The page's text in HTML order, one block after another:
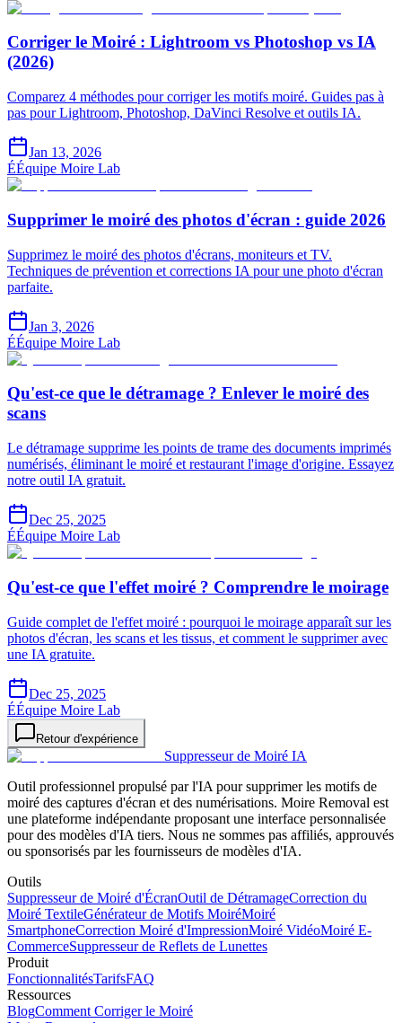
Corriger le Moiré : Lightroom vs Photoshop vs IA
(2026)
Comparez 4 méthodes pour corriger les motifs moiré. Guides pas à
pas pour Lightroom, Photoshop, DaVinci Resolve et outils IA.
Jan 13, 2026
ÉÉquipe Moire Lab
Supprimer le moiré des photos d'écran : guide 2026
Supprimez le moiré des photos d'écrans, moniteurs et TV.
Techniques de prévention et corrections IA pour une photo d'écran
parfaite.
Jan 3, 2026
ÉÉquipe Moire Lab
Qu'est-ce que le détramage ? Enlever le moiré des
scans
Le détramage supprime les points de trame des documents imprimés
numérisés, éliminant le moiré et restaurant l'image d'origine. Essayez
notre outil IA gratuit.
Dec 25, 2025
ÉÉquipe Moire Lab
Qu'est-ce que l'effet moiré ? Comprendre le moirage
Guide complet de l'effet moiré : pourquoi le moirage apparaît sur les
photos d'écran, les scans et les tissus, et comment le supprimer avec
une IA gratuite.
Dec 25, 2025
ÉÉquipe Moire Lab
Retour d'expérience
Suppresseur de Moiré IA
Outil professionnel propulsé par l'IA pour supprimer les motifs de
moiré des captures d'écran et des numérisations. Moire Removal est
une plateforme indépendante proposant une interface personnalisée
pour des modèles d'IA tiers. Nous ne sommes pas affiliés, approuvés
ou sponsorisés par les fournisseurs de modèles d'IA.
Outils
Suppresseur de Moiré d'ÉcranOutil de DétramageCorrection du
Moiré TextileGénérateur de Motifs MoiréMoiré
SmartphoneCorrection Moiré d'ImpressionMoiré VidéoMoiré E-
CommerceSuppresseur de Reflets de Lunettes
Produit
FonctionnalitésTarifsFAQ
Ressources
BlogComment Corriger le Moiré